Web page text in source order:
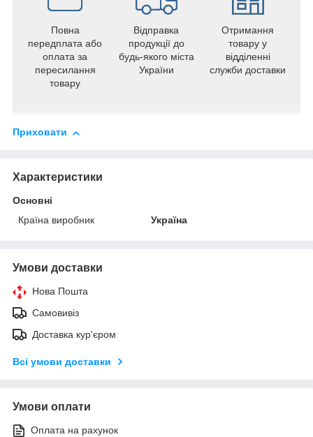
Повна
передплата або
оплата за
пересилання
товару
Відправка
продукції до
будь-якого міста
України
Отримання
товару у
відділенні
служби доставки
Приховати
Характеристики
Основні
Країна виробник
Україна
Умови доставки
Нова Пошта
Самовивіз
Доставка кур'єром
Всі умови доставки
Умови оплати
Оплата на рахунок